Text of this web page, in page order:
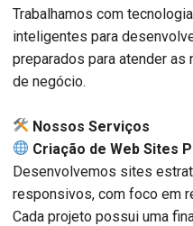
Trabalhamos com
inteligentes para
preparados para atender
de negócio.
️ Nossos Serviços
Criação de Web Sites
Desenvolvemos sites
responsivos, com foco em
Cada projeto possui uma